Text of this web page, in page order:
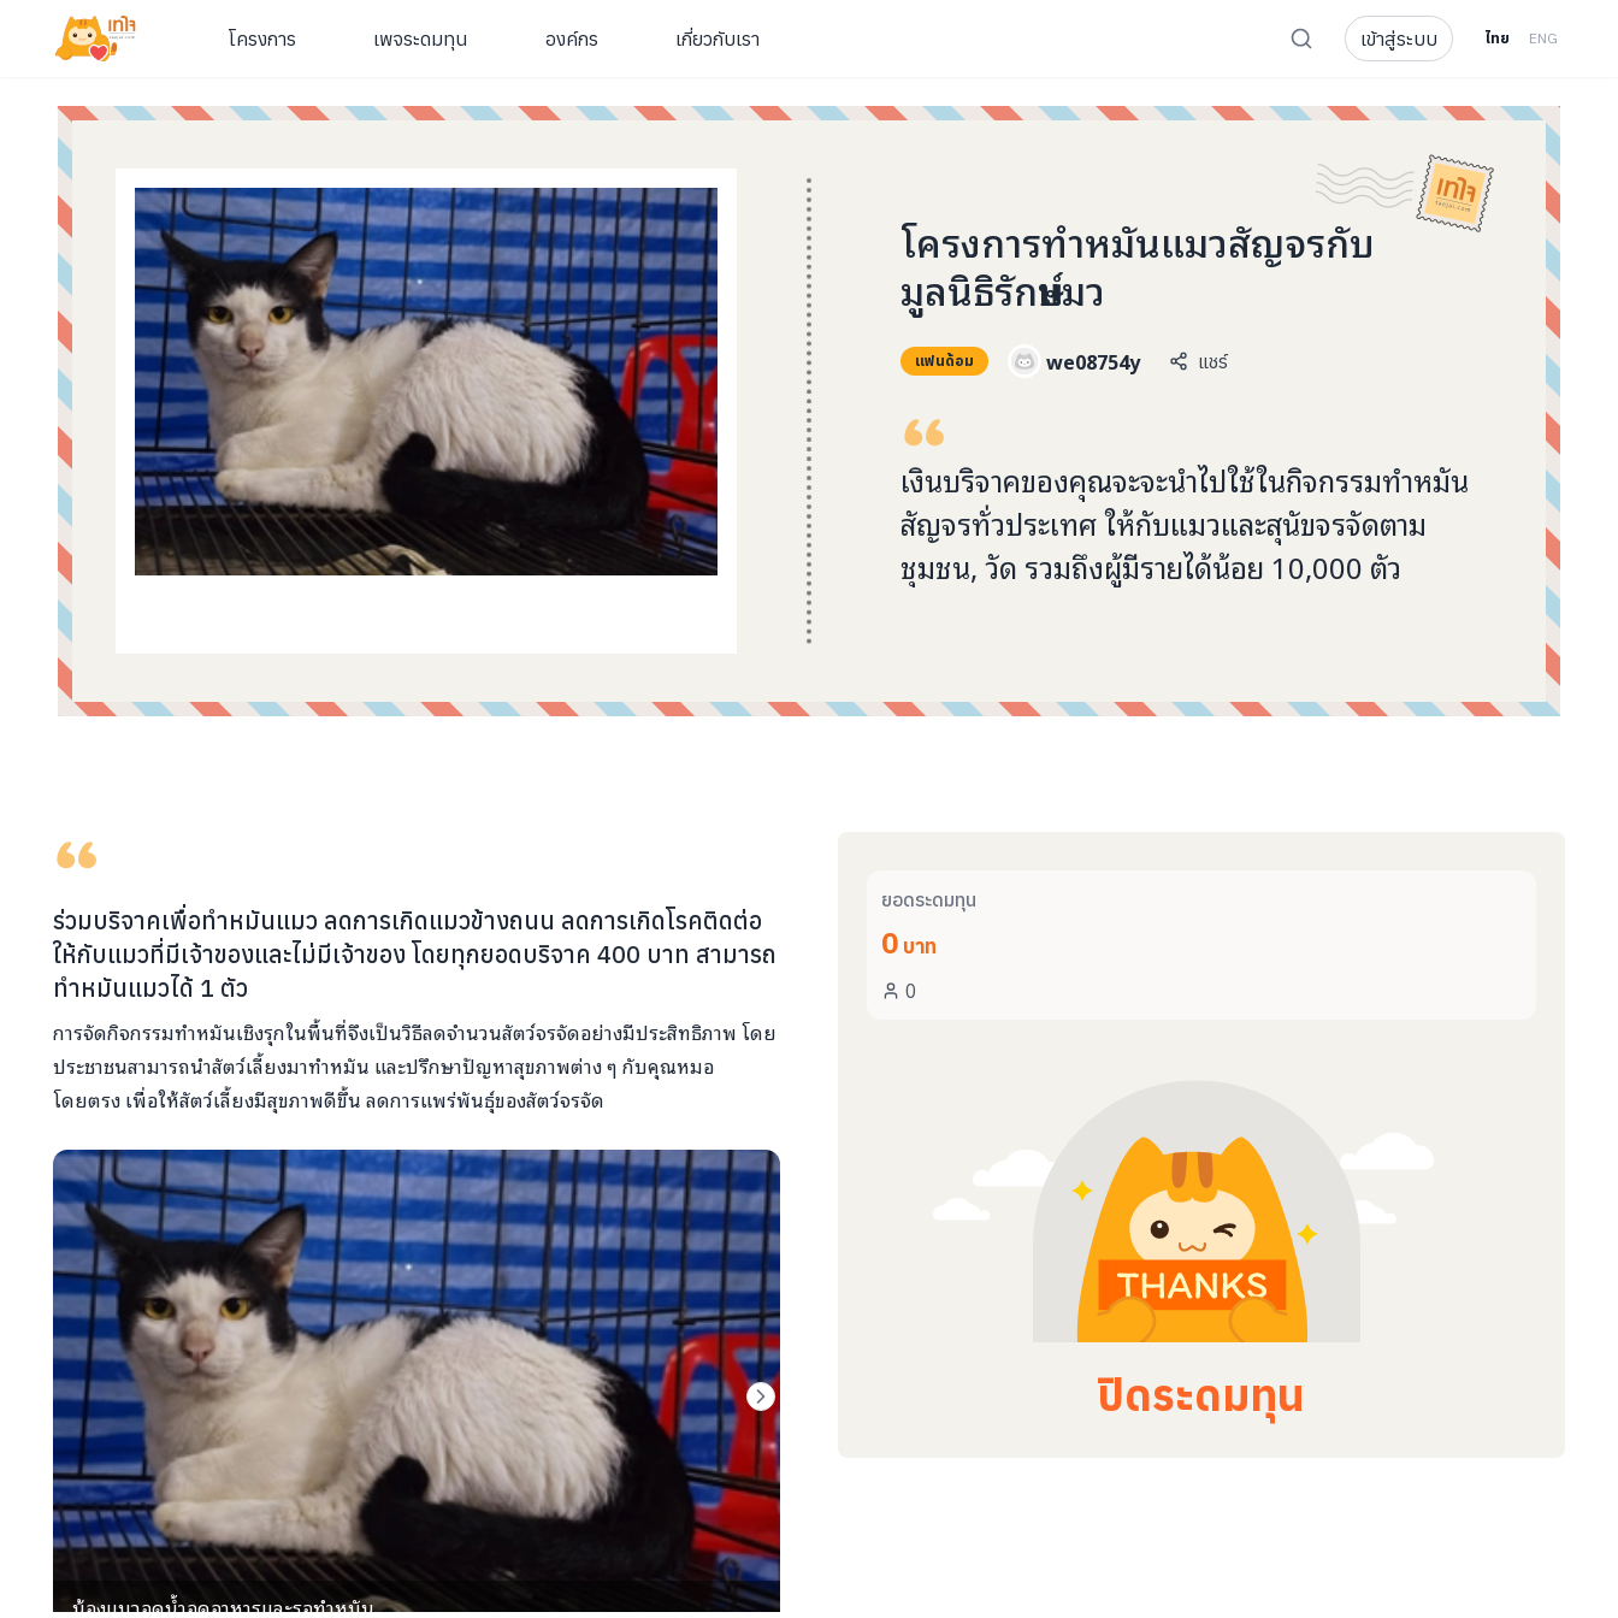
โครงการ เพจระดมทุน องค์กร เกี่ยวกับเรา เข้าสู่ระบบ ไทย ENG
โครงการทำหมันแมวสัญจรกับ
มูลนิธิรักษ์แมว
แฟนด้อม we08754y แชร์
เงินบริจาคของคุณจะจะนำไปใช้ในกิจกรรมทำหมัน
สัญจรทั่วประเทศ ให้กับแมวและสุนัขจรจัดตาม
ชุมชน, วัด รวมถึงผู้มีรายได้น้อย 10,000 ตัว
ยอดระดมทุน
0 บาท
0
ปิดระดมทุน
ร่วมบริจาคเพื่อทำหมันแมว ลดการเกิดแมวข้างถนน ลดการเกิดโรคติดต่อ
ให้กับแมวที่มีเจ้าของและไม่มีเจ้าของ โดยทุกยอดบริจาค 400 บาท สามารถ
ทำหมันแมวได้ 1 ตัว
การจัดกิจกรรมทำหมันเชิงรุกในพื้นที่จึงเป็นวิธีลดจำนวนสัตว์จรจัดอย่างมีประสิทธิภาพ โดย
ประชาชนสามารถนำสัตว์เลี้ยงมาทำหมัน และปรึกษาปัญหาสุขภาพต่าง ๆ กับคุณหมอ
โดยตรง เพื่อให้สัตว์เลี้ยงมีสุขภาพดีขึ้น ลดการแพร่พันธุ์ของสัตว์จรจัด
น้องแมวอดน้ำอดอาหารและรอทำหมัน